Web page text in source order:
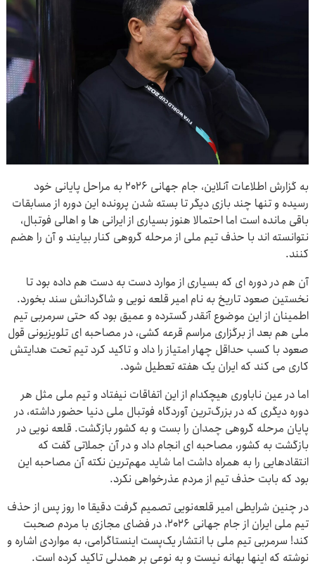
به گزارش اطلاعات آنلاین، جام جهانی ۲۰۲۶ به مراحل پایانی خود
رسیده و تنها چند بازی دیگر تا بسته شدن پرونده این دوره از مسابقات
باقی مانده است اما احتمالا هنوز بسیاری از ایرانی ها و اهالی فوتبال،
نتوانسته اند با حذف تیم ملی از مرحله گروهی کنار بیایند و آن را هضم
کنند.
آن هم در دوره ای که بسیاری از موارد دست به دست هم داده بود تا
نخستین صعود تاریخ به نام امیر قلعه نویی و شاگردانش سند بخورد.
اطمینان از این موضوع آنقدر گسترده و عمیق بود که حتی سرمربی تیم
ملی هم بعد از برگزاری مراسم قرعه کشی، در مصاحبه ای تلویزیونی قول
صعود با کسب حداقل چهار امتیاز را داد و تاکید کرد تیم تحت هدایتش
کاری می کند که ایران یک هفته تعطیل شود.
اما در عین ناباوری هیچکدام از این اتفاقات نیفتاد و تیم ملی مثل هر
دوره دیگری که در بزرگ‌ترین آوردگاه فوتبال ملی دنیا حضور داشته، در
پایان مرحله گروهی چمدان را بست و به کشور بازگشت. قلعه نویی در
بازگشت به کشور، مصاحبه ای انجام داد و در آن جملاتی گفت که
انتقادهایی را به همراه داشت اما شاید مهم‌ترین نکته آن مصاحبه این
بود که بابت حذف تیم از مردم عذرخواهی نکرد.
در چنین شرایطی امیر قلعه‌نویی تصمیم گرفت دقیقا ۱۰ روز پس از حذف
تیم ملی ایران از جام جهانی ۲۰۲۶، در فضای مجازی با مردم صحبت
کند! سرمربی تیم ملی با انتشار یک‌پست اینستاگرامی، به مواردی اشاره و
نوشته که اینها بهانه نیست و به نوعی بر همدلی تاکید کرده است.